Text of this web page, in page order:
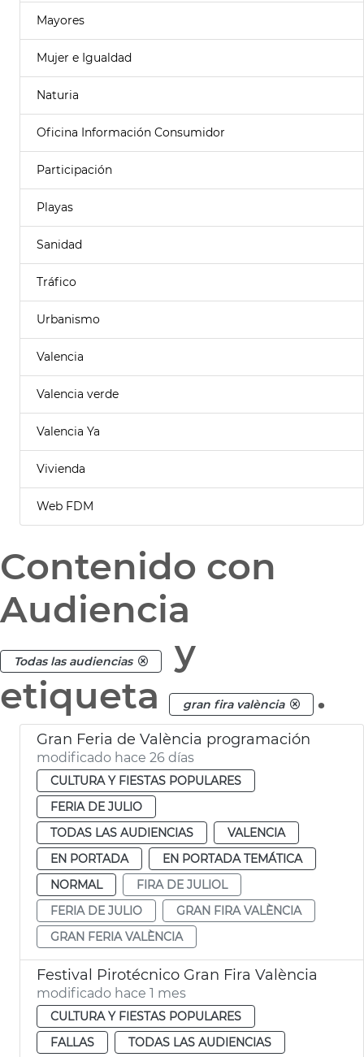
Mayores
Mujer e Igualdad
Naturia
Oficina Información Consumidor
Participación
Playas
Sanidad
Tráfico
Urbanismo
Valencia
Valencia verde
Valencia Ya
Vivienda
Web FDM
Contenido con
Audiencia
Todas las audiencias
y
etiqueta
gran fira valència .
Gran Feria de València programación
modificado hace 26 días
CULTURA Y FIESTAS POPULARES
FERIA DE JULIO
TODAS LAS AUDIENCIAS
VALENCIA
EN PORTADA
EN PORTADA TEMÁTICA
NORMAL
FIRA DE JULIOL
FERIA DE JULIO
GRAN FIRA VALÈNCIA
GRAN FERIA VALÈNCIA
Festival Pirotécnico Gran Fira València
modificado hace 1 mes
CULTURA Y FIESTAS POPULARES
FALLAS
TODAS LAS AUDIENCIAS